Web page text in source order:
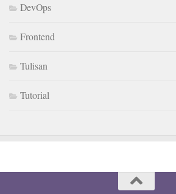
DevOps
Frontend
Tulisan
Tutorial